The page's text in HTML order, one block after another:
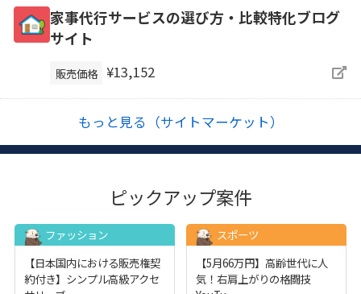
家事代行サービスの選び方・比較特化ブログ
サイト
販売価格 ¥13,152
もっと見る（サイトマーケット）
ピックアップ案件
ファッション
【日本国内における販売権契
約付き】シンプル高級アクセ
スポーツ
【5月66万円】高齢世代に人
気！右肩上がりの格闘技